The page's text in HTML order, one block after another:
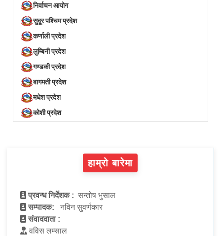
निर्वाचन आयोग
सुदूर पश्चिम प्रदेश
कर्णाली प्रदेश
लुम्बिनी प्रदेश
गण्डकी प्रदेश
बागमती प्रदेश
मधेश प्रदेश
कोशी प्रदेश
हाम्रो बारेमा
प्रवन्ध निर्देशक : सन्तोष भुसाल
सम्पादक:
नविन सुवर्णकार
संवाददाता :
वविस लम्साल